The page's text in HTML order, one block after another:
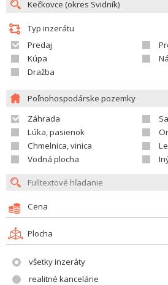
Typ inzerátu
Predaj
Kúpa
Dražba
Poľnohospodárske pozemky
Záhrada
Lúka, pasienok
Chmelnica, vinica
Vodná plocha
Cena
Plocha
všetky inzeráty
realitné kancelárie